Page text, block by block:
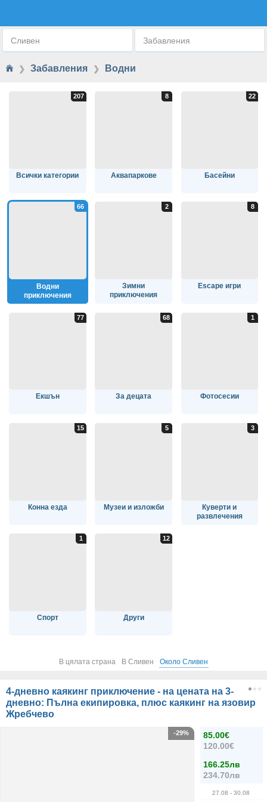
Сливен Забавления
❯ Забавления ❯ Водни
Всички категории Аквапаркове Басейни
Водни
приключения
Зимни
приключения
Escape игри
Екшън За децата Фотосесии
Конна езда Музеи и изложби
Куверти и
развлечения
Спорт Други
В цялата страна В Сливен Около Сливен
4-дневно каякинг приключение - на цената на 3-
дневно: Пълна екипировка, плюс каякинг на язовир
Жребчево
85.00€
120.00€
166.25лв
234.70лв
27.08 - 30.08
-29%